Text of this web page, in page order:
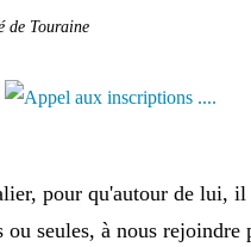
de Touraine
pour qu'autour de lui, il
ou seules, à nous